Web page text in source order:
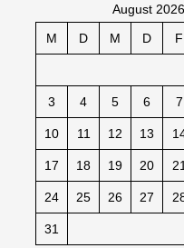
August 2026
M
D M D F
3 4 5 6 7
10 11 12 13
17 18 19 20 21
24 25 26 27
31